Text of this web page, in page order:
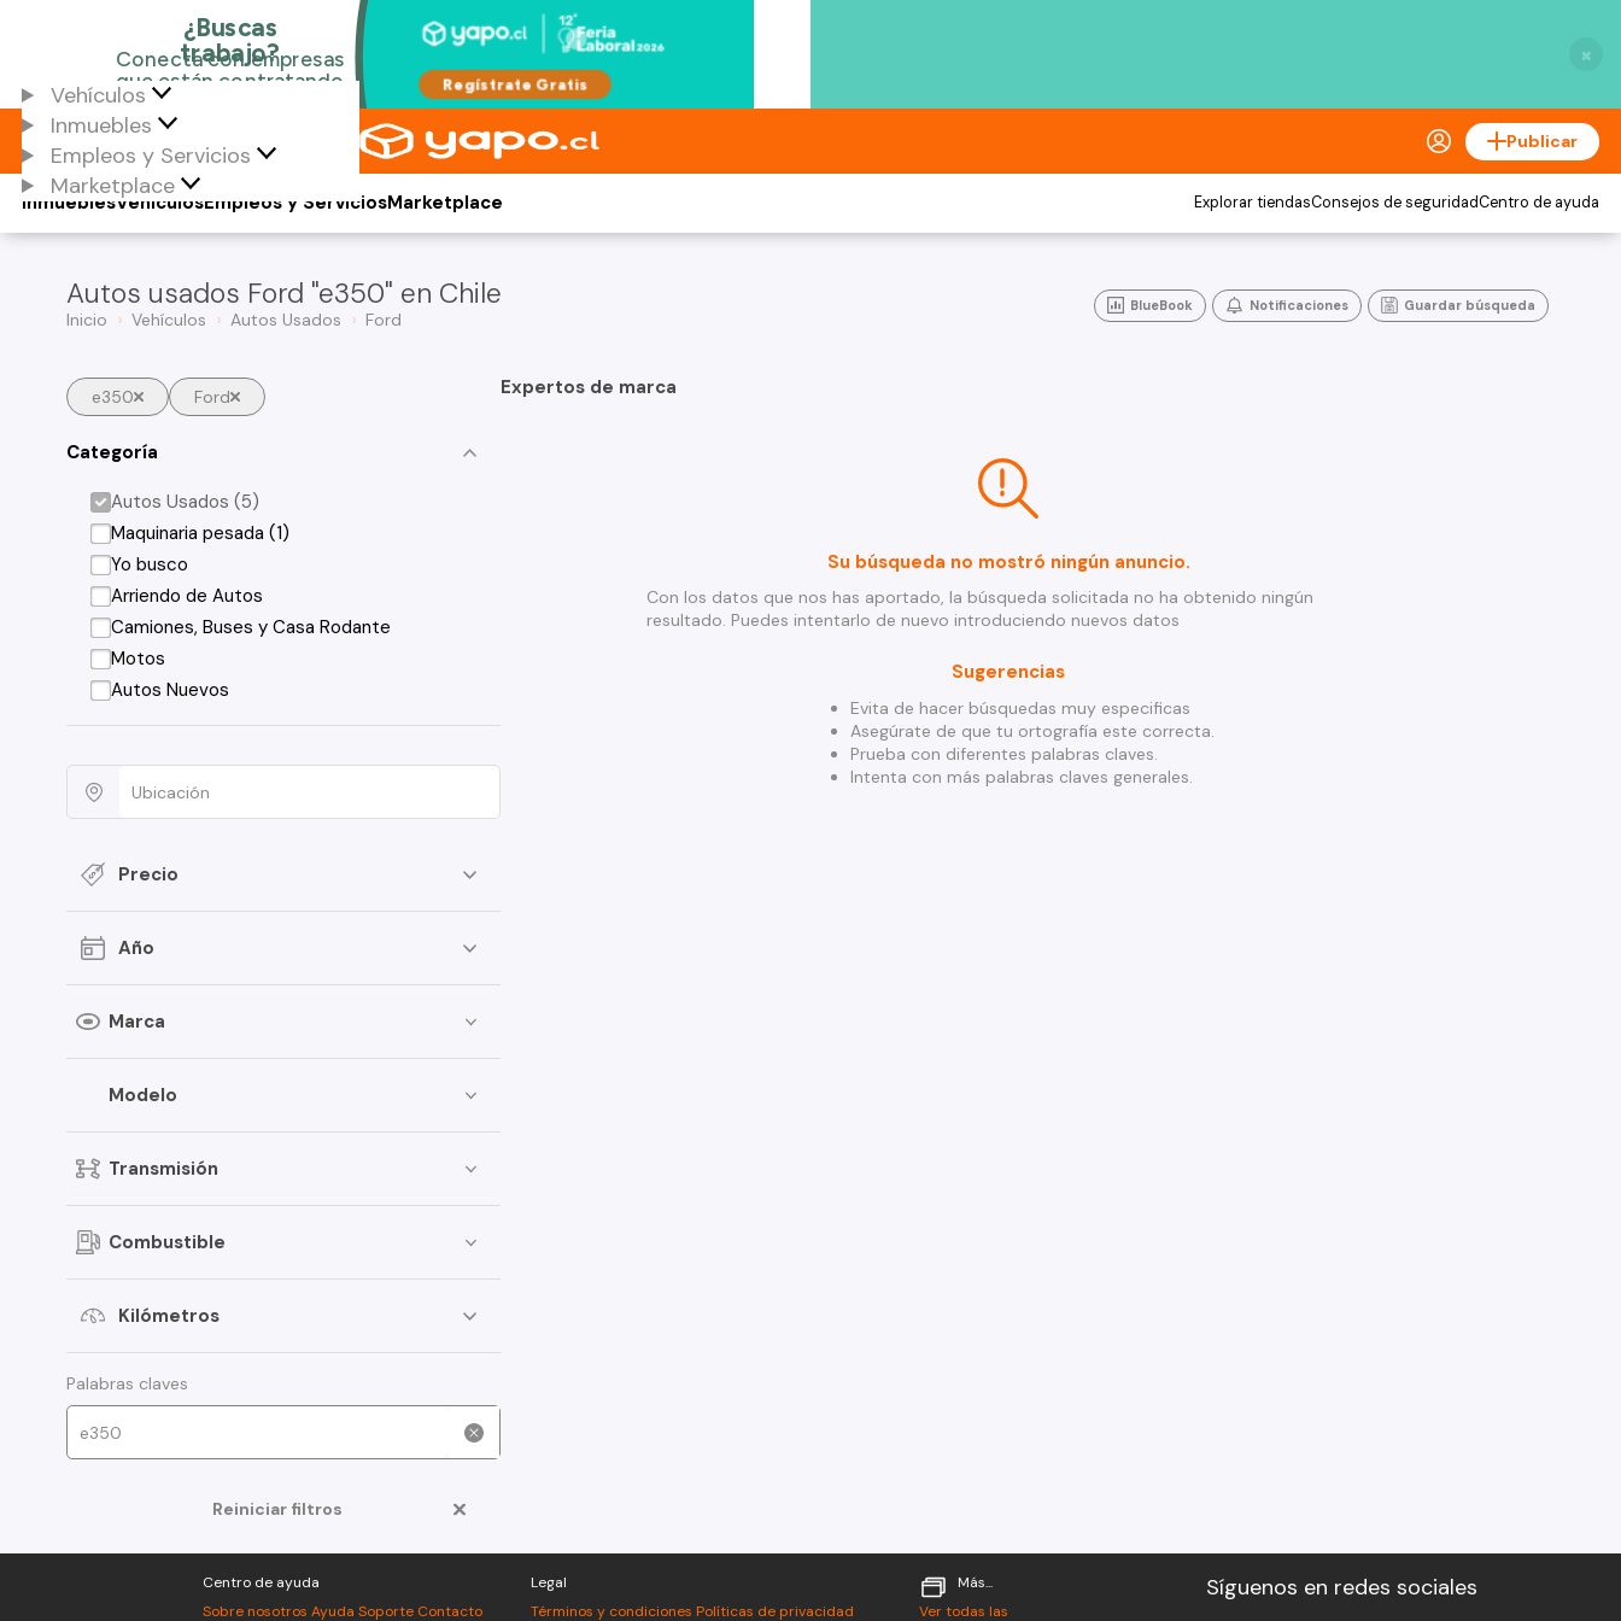
×
Vehículos
Inmuebles
Empleos y Servicios
Marketplace
Publicar
Vehículos
Inmuebles Empleos y ServiciosMarketplace Explorar tiendasConsejos de seguridadCentro de ayuda
Autos usados Ford "e350" en Chile
Inicio Vehículos Autos Usados Ford
BlueBook Notificaciones Guardar búsqueda
e350 Ford
Categoría
Autos Usados (5)
Maquinaria pesada (1)
Yo busco
Arriendo de Autos
Camiones, Buses y Casa Rodante
Motos
Autos Nuevos
Precio
Año
Marca
Modelo
Transmisión
Combustible
Kilómetros
Palabras claves
Reiniciar filtros
Expertos de marca
Su búsqueda no mostró ningún anuncio.
Con los datos que nos has aportado, la búsqueda solicitada no ha obtenido ningún
resultado. Puedes intentarlo de nuevo introduciendo nuevos datos
Sugerencias
Evita de hacer búsquedas muy especificas
Asegúrate de que tu ortografía este correcta.
Prueba con diferentes palabras claves.
Intenta con más palabras claves generales.
Centro de ayuda
Sobre nosotros Ayuda Soporte Contacto
Legal
Términos y condiciones Políticas de privacidad
Más...
Ver todas las
Síguenos en redes sociales